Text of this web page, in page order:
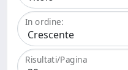
In ordine:
Risultati/Pagina